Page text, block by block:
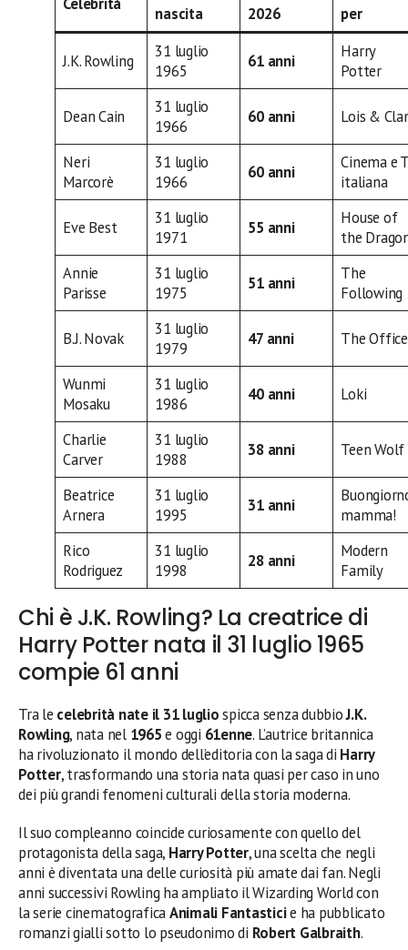
nascita
2026
per
J.K. Rowling
31 luglio
1965
61 anni
Harry
Potter
Dean Cain
31 luglio
1966
60 anni Lois &
Neri
Marcorè
31 luglio
1966
60 anni
Cinema e
italiana
Eve Best
31 luglio
1971
55 anni
House of
the
Annie
Parisse
31 luglio
1975
51 anni
The
Following
B.J. Novak
31 luglio
1979
47 anni The Office
Wunmi
Mosaku
31 luglio
1986
40 anni Loki
Charlie
Carver
31 luglio
1988
38 anni Teen Wolf
Beatrice
Arnera
31 luglio
1995
31 anni
mamma!
Rico
Rodriguez
31 luglio
1998
28 anni
Modern
Family
Chi è J.K. Rowling? La creatrice di
Harry Potter nata il 31 luglio 1965
compie 61 anni
Tra le celebrità nate il 31 lugliospicca senza dubbioJ.K.
Rowling, nata nel 1965e oggi 61enne. L’autrice britannica
ha rivoluzionato il mondo dell’editoria con la saga di Harry
Potter, trasformando una storia nata quasi per caso in uno
dei più grandi fenomeni culturali della storia moderna.
Il suo compleanno coincide curiosamente con quello del
protagonista della saga, Harry Potter, una scelta che negli
anni è diventata una delle curiosità più amate dai fan. Negli
anni successivi Rowling ha ampliato il Wizarding World con
la serie cinematograficaAnimali Fantasticie ha pubblicato
romanzi gialli sotto lo pseudonimo di Robert Galbraith.